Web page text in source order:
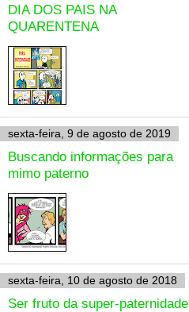
DIA DOS PAIS NA
QUARENTENA
sexta-feira, 9 de agosto de 2019
Buscando informações para
mimo paterno
sexta-feira, 10 de agosto de 2018
Ser fruto da super-paternidade